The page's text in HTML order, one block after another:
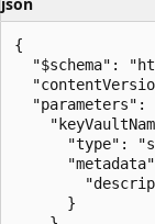
{
"$schema":
"parameters":
"type":
      }